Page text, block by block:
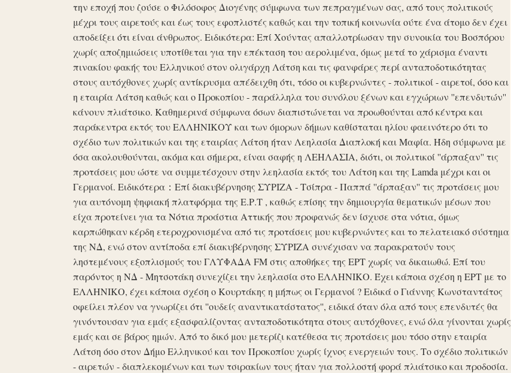
την εποχή που ζούσε ο Φιλόσοφος Διογένης σύμφωνα των πεπραγμένων σας, από τους πολιτικούς
μέχρι τους αιρετούς και έως τους εφοπλιστές καθώς και την τοπική κοινωνία ούτε ένα άτομο δεν έχει
αποδείξει ότι είναι άνθρωπος. Ειδικότερα: Επί Χούντας απαλλοτρίωσαν την συνοικία του Βοσπόρου
χωρίς αποζημιώσεις υποτίθεται για την επέκταση του αερολιμένα, όμως μετά το χάρισμα έναντι
πινακίου φακής του Ελληνικού στον ολιγάρχη Λάτση και τις φανφάρες περί ανταποδοτικότητας
στους αυτόχθονες χωρίς αντίκρυσμα απέδειχθη ότι, τόσο οι κυβερνώντες - πολιτικοί - αιρετοί, όσο και
η εταιρία Λάτση καθώς και ο Προκοπίου - παράλληλα του συνόλου ξένων και εγχώριων ''επενδυτών''
κάνουν πλιάτσικο. Καθημερινά σύμφωνα όσων διαπιστώνεται να προωθούνται από κέντρα και
παράκεντρα εκτός του ΕΛΛΗΝΙΚΟΥ και των όμορων δήμων καθίσταται ηλίου φαεινότερο ότι το
σχέδιο των πολιτικών και της εταιρίας Λάτση ήταν Λεηλασία Διαπλοκή και Μαφία. Ήδη σύμφωνα με
όσα ακολουθούνται, ακόμα και σήμερα, είναι σαφής η ΛΕΗΛΑΣΙΑ, διότι, οι πολιτικοί ''άρπαξαν'' τις
προτάσεις μου ώστε να συμμετέσχουν στην λεηλασία εκτός του Λάτση και της Lamda μέχρι και οι
Γερμανοί. Ειδικότερα：Επί διακυβέρνησης ΣΥΡΙΖΑ - Τσίπρα - Παππά ''άρπαξαν'' τις προτάσεις μου
για αυτόνομη ψηφιακή πλατφόρμα της Ε.Ρ.Τ , καθώς επίσης την δημιουργία θεματικών μέσων που
είχα προτείνει για τα Νότια προάστια Αττικής που προφανώς δεν ίσχυσε στα νότια, όμως
καρπώθηκαν κέρδη ετεροχρονισμένα από τις προτάσεις μου κυβερνώντες και το πελατειακό σύστημα
της ΝΔ, ενώ στον αντίποδα επί διακυβέρνησης ΣΥΡΙΖΑ συνέχισαν να παρακρατούν τους
ληστεμένους εξοπλισμούς του ΓΛΥΦΑΔΑ FM στις αποθήκες της ΕΡΤ χωρίς να δικαιωθώ. Επί του
παρόντος η ΝΔ - Μητσοτάκη συνεχίζει την λεηλασία στο ΕΛΛΗΝΙΚΟ. Έχει κάποια σχέση η ΕΡΤ με το
ΕΛΛΗΝΙΚΟ, έχει κάποια σχέση ο Κουρτάκης η μήπως οι Γερμανοί ? Ειδικά ο Γιάννης Κωνσταντάτος
οφείλει πλέον να γνωρίζει ότι ''ουδείς αναντικατάστατος'', ειδικά όταν όλα από τους επενδυτές θα
γινόντουσαν για εμάς εξασφαλίζοντας ανταποδοτικότητα στους αυτόχθονες, ενώ όλα γίνονται χωρίς
εμάς και σε βάρος ημών. Από το δικό μου μετερίζι κατέθεσα τις προτάσεις μου τόσο στην εταιρία
Λάτση όσο στον Δήμο Ελληνικού και τον Προκοπίου χωρίς ίχνος ενεργειών τους. Το σχέδιο πολιτικών
- αιρετών - διαπλεκομένων και των τσιρακίων τους ήταν για πολλοστή φορά πλιάτσικο και προδοσία.